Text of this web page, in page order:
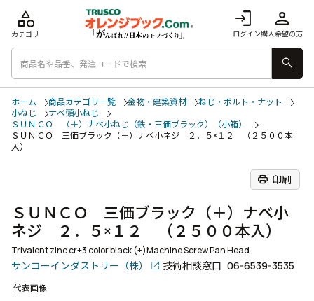
login
ログイン
person
購入希望の方
category
カテゴリ
search
ホーム 商品カテゴリ一覧 金物・建築資材
ねじ・ボルト・ナット
小ねじ
ナベ頭小ねじ
ＳＵＮＣＯ （＋）ナベ小ねじ（鉄・三価ブラック）（小箱）
ＳＵＮＣＯ 三価ブラック（＋）ナベ小ネジ ２．５×１２ （２５００本
入）
print 印刷
ＳＵＮＣＯ 三価ブラック（＋）ナベ小
ネジ ２．５×１２ （２５００本入）
Trivalent zinc cr+3 color black (+)Machine Screw Pan Head
サンコーインダストリー（株） 技術相談窓口 06-6539-3535
代表画像